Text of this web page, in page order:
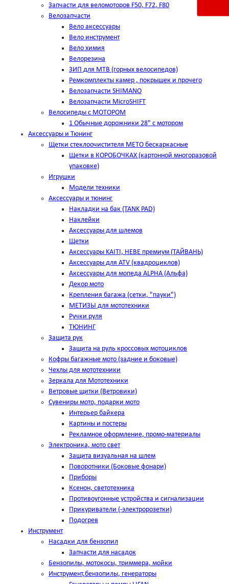
Запчасти для веломоторов F50, F72, F80
Велозапчасти
Вело аксессуары
Вело инструмент
Вело химия
Велорезина
ЗИП для MTB (горных велосипедов)
Ремкомплекты камер , покрышек и прочего
Велозапчасти SHIMANO
Велозапчасти MicroSHIFT
Велосипеды с МОТОРОМ
1 Обычные дорожники 28" с мотором
Аксессуары и Тюнинг
Щетки стеклоочистителя METO бескаркасные
Щетки в КОРОБОЧКАХ (картонной многоразовой
упаковке)
Игрушки
Модели техники
Аксессуары и тюнинг
Накладки на бак (TANK PAD)
Наклейки
Аксессуары для шлемов
Щетки
Аксессуары KAITI, HEBE премиум (ТАЙВАНЬ)
Аксессуары для ATV (квадроциклов)
Аксессуары для мопеда ALPHA (Альфа)
Декор мото
Крепления багажа (сетки, "пауки")
МЕТИЗЫ для мототехники
Ручки руля
ТЮНИНГ
Защита рук
Защита на руль кроссовых мотоциклов
Кофры багажные мото (задние и боковые)
Чехлы для мототехники
Зеркала для Мототехники
Ветровые щитки (Ветровики)
Сувениры мото, подарки мото
Интерьер байкера
Картины и постеры
Рекламное оформление, промо-материалы
Электроника, мото свет
Защита визуальная на шлем
Поворотники (Боковые фонари)
Приборы
Ксенон, светотехника
Противоугонные устройства и сигнализации
Прикуриватели (-электророзетки)
Подогрев
Инструмент
Насадки для бензопил
Запчасти для насадок
Бензопилы, мотокосы, триммера, мойки
Инструмент,бензопилы, генераторы